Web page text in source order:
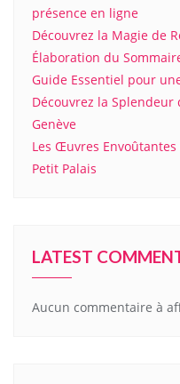
présence en ligne
Découvrez la Magie de
Élaboration du
Guide Essentiel pour
Découvrez la
Genève
Les Œuvres
Petit Palais
LATEST
Aucun commentaire à